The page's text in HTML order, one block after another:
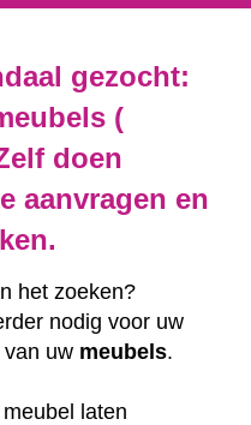
gezocht:
(
doen
aanvragen en
het zoeken?
nodig voor uw
van uw meubels.
laten